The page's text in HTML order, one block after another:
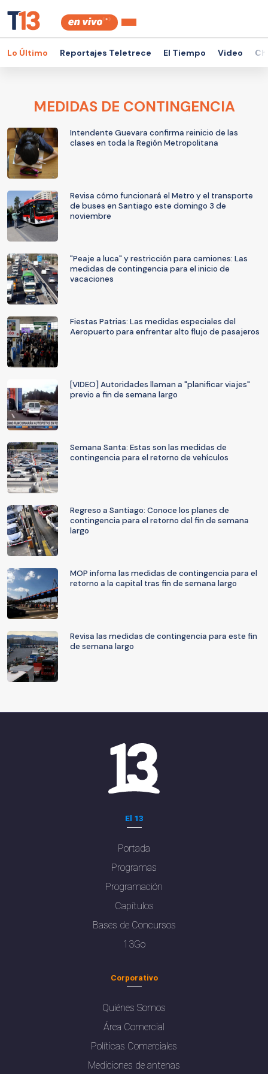
Lo Último Reportajes Teletrece El Tiempo Video
MEDIDAS DE CONTINGENCIA
Intendente Guevara confirma reinicio de las
clases en toda la Región Metropolitana
Revisa cómo funcionará el Metro y el transporte
de buses en Santiago este domingo 3 de
noviembre
"Peaje a luca" y restricción para camiones: Las
medidas de contingencia para el inicio de
vacaciones
Fiestas Patrias: Las medidas especiales del
Aeropuerto para enfrentar alto flujo de pasajeros
[VIDEO] Autoridades llaman a "planificar viajes"
previo a fin de semana largo
Semana Santa: Estas son las medidas de
contingencia para el retorno de vehículos
Regreso a Santiago: Conoce los planes de
contingencia para el retorno del fin de semana
largo
MOP infoma las medidas de contingencia para el
retorno a la capital tras fin de semana largo
Revisa las medidas de contingencia para este fin
de semana largo
El 13
Portada
Programas
Programación
Capítulos
Bases de Concursos
13Go
Corporativo
Quiénes Somos
Área Comercial
Políticas Comerciales
Mediciones de antenas